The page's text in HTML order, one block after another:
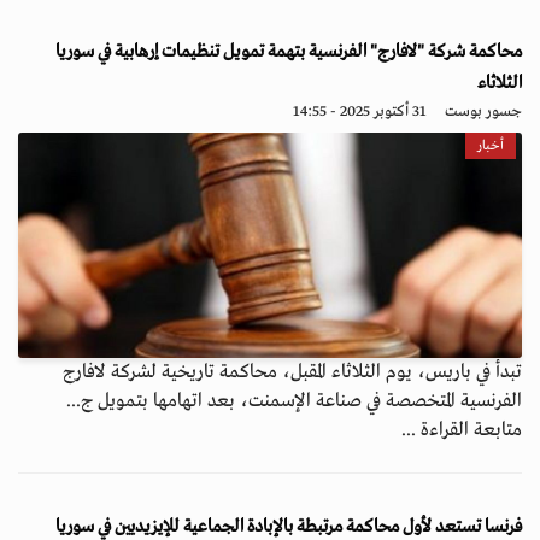
محاكمة شركة "لافارج" الفرنسية بتهمة تمويل تنظيمات إرهابية في سوريا
الثلاثاء
جسور بوست 31 أكتوبر 2025 - 14:55
أخبار
تبدأ في باريس، يوم الثلاثاء المقبل، محاكمة تاريخية لشركة لافارج
الفرنسية المتخصصة في صناعة الإسمنت، بعد اتهامها بتمويل ج...
متابعة القراءة ...
فرنسا تستعد لأول محاكمة مرتبطة بالإبادة الجماعية للإيزيديين في سوريا